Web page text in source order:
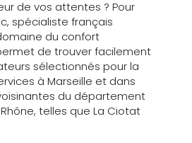
de vos attentes ? Pour
spécialiste français
du confort
de trouver facilement
sélectionnés pour la
à Marseille et dans
du département
telles que La Ciotat